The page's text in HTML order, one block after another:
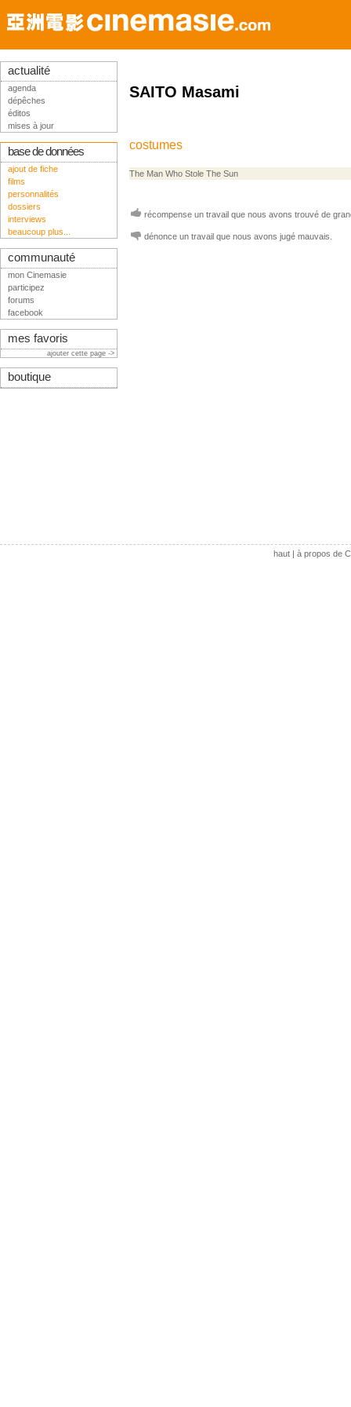
SAITO Masami
costumes
The Man Who Stole The Sun
récompense un travail que nous avons trouvé de
dénonce un travail que nous avons jugé mauvais.
actualité
agenda
dépêches
éditos
mises à jour
base de données
ajout de fiche
films
personnalités
dossiers
interviews
beaucoup plus...
communauté
mon Cinemasie
participez
forums
facebook
mes favoris
ajouter cette page ->
boutique
haut| à propos de